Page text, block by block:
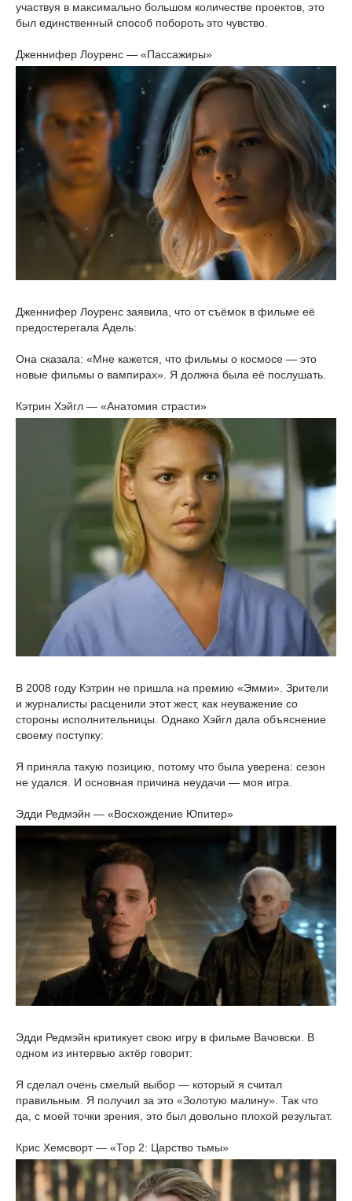
участвуя в максимально большом количестве проектов, это
был единственный способ побороть это чувство.
Дженнифер Лоуренс — «Пассажиры»
Дженнифер Лоуренс заявила, что от съёмок в фильме её
предостерегала Адель:
Она сказала: «Мне кажется, что фильмы о космосе — это
новые фильмы о вампирах». Я должна была её послушать.
Кэтрин Хэйгл — «Анатомия страсти»
В 2008 году Кэтрин не пришла на премию «Эмми». Зрители
и журналисты расценили этот жест, как неуважение со
стороны исполнительницы. Однако Хэйгл дала объяснение
своему поступку:
Я приняла такую позицию, потому что была уверена: сезон
не удался. И основная причина неудачи — моя игра.
Эдди Редмэйн — «Восхождение Юпитер»
Эдди Редмэйн критикует свою игру в фильме Вачовски. В
одном из интервью актёр говорит:
Я сделал очень смелый выбор — который я считал
правильным. Я получил за это «Золотую малину». Так что
да, с моей точки зрения, это был довольно плохой результат.
Крис Хемсворт — «Тор 2: Царство тьмы»